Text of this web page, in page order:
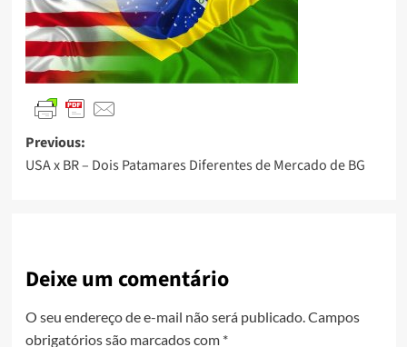
Previous:
USA x BR – Dois Patamares Diferentes de Mercado de BG
Deixe um comentário
O seu endereço de e-mail não será publicado. Campos
obrigatórios são marcados com *